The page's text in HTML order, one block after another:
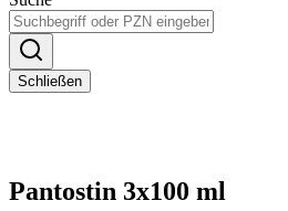
Schließen
Pantostin 3x100 ml